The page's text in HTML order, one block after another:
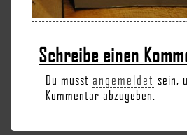
Schreibe einen
Du musst angemeldet sein,
Kommentar abzugeben.